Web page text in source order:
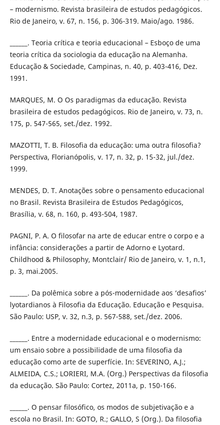
– modernismo. Revista brasileira de estudos pedagógicos.
Rio de Janeiro, v. 67, n. 156, p. 306-319. Maio/ago. 1986.
______. Teoria crítica e teoria educacional – Esboço de uma
teoria crítica da sociologia da educação na Alemanha.
Educação & Sociedade, Campinas, n. 40, p. 403-416, Dez.
1991.
MARQUES, M. O Os paradigmas da educação. Revista
brasileira de estudos pedagógicos. Rio de Janeiro, v. 73, n.
175, p. 547-565, set./dez. 1992.
MAZOTTI, T. B. Filosofia da educação: uma outra filosofia?
Perspectiva, Florianópolis, v. 17, n. 32, p. 15-32, jul./dez.
1999.
MENDES, D. T. Anotações sobre o pensamento educacional
no Brasil. Revista Brasileira de Estudos Pedagógicos,
Brasília, v. 68, n. 160, p. 493-504, 1987.
PAGNI, P. A. O filosofar na arte de educar entre o corpo e a
infância: considerações a partir de Adorno e Lyotard.
Childhood & Philosophy, Montclair/ Rio de Janeiro, v. 1, n.1,
p. 3, mai.2005.
______. Da polêmica sobre a pós-modernidade aos ‘desafios’
lyotardianos à Filosofia da Educação. Educação e Pesquisa.
São Paulo: USP, v. 32, n.3, p. 567-588, set./dez. 2006.
______. Entre a modernidade educacional e o modernismo:
um ensaio sobre a possibilidade de uma filosofia da
educação como arte de superfície. In: SEVERINO, A.J.;
ALMEIDA, C.S.; LORIERI, M.A. (Org.) Perspectivas da filosofia
da educação. São Paulo: Cortez, 2011a, p. 150-166.
______. O pensar filosófico, os modos de subjetivação e a
escola no Brasil. In: GOTO, R.; GALLO, S (Org.). Da filosofia